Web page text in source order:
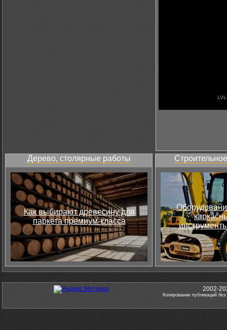
Дерево, столярные работы
Как выбирают древесину для
паркета премиум-класса
2002-
Копирование публикаций